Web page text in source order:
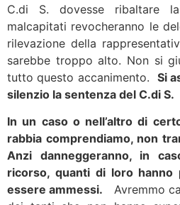
C.di S. dovesse ribaltare
malcapitati revocheranno le
rilevazione della
sarebbe troppo alto. Non si
tutto questo accanimento. Si
silenzio la sentenza del C.di S.
In un caso o nell’altro di
rabbia comprendiamo, non
Anzi danneggeranno, in
ricorso, quanti di loro
essere ammessi. Avremmo